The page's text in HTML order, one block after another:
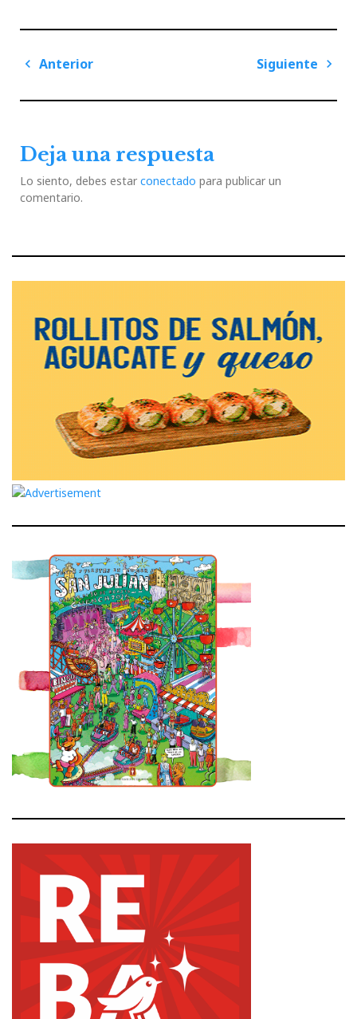
Navegación
entradas
Anterior
Siguiente
Deja una respuesta
Lo siento, debes estar conectado para publicar un
comentario.